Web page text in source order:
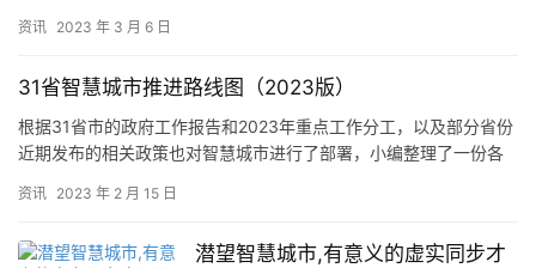
将…
资讯 2023 年 3 月 6 日
31省智慧城市推进路线图（2023版）
根据31省市的政府工作报告和2023年重点工作分工，以及部分省份
近期发布的相关政策也对智慧城市进行了部署，小编整理了一份各
资讯 2023 年 2 月 15 日
潜望智慧城市,有意义的虚实同步才